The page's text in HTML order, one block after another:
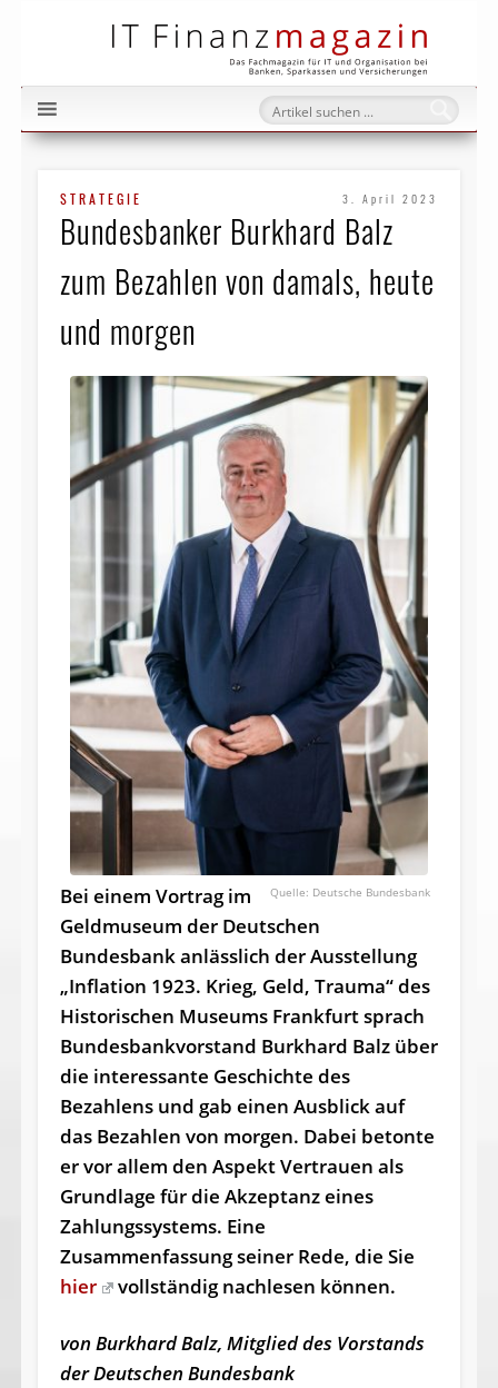
STRATEGIE 3. April 2023
Bundesbanker Burkhard Balz
zum Bezahlen von damals, heute
und morgen
Deutsche Bundesbank
Bei einem Vortrag im
Geldmuseum der Deutschen
Bundesbank anlässlich der Ausstellung
„Inflation 1923. Krieg, Geld, Trauma“ des
Historischen Museums Frankfurt sprach
Bundesbankvorstand Burkhard Balz über
die interessante Geschichte des
Bezahlens und gab einen Ausblick auf
das Bezahlen von morgen. Dabei betonte
er vor allem den Aspekt Vertrauen als
Grundlage für die Akzeptanz eines
Zahlungssystems. Eine
Zusammenfassung seiner Rede, die Sie
hier
vollständig nachlesen können.
von Burkhard Balz, Mitglied des Vorstands
der Deutschen Bundesbank